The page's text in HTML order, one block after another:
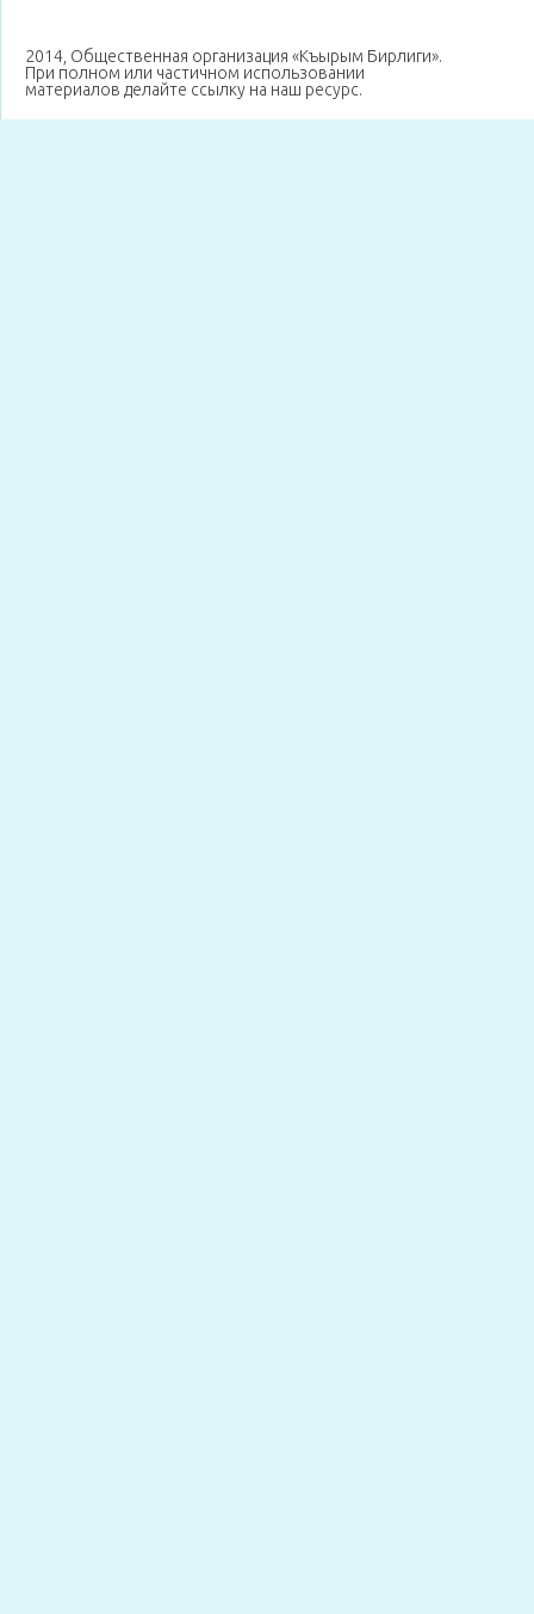
2014, Общественная организация «Къырым Бирлиги».
При полном или частичном использовании
материалов делайте ссылку на наш ресурс.